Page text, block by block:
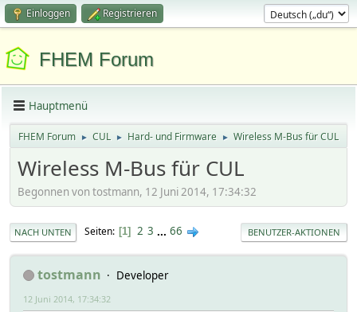
Einloggen Registrieren
FHEM Forum
Hauptmenü
FHEM Forum ► CUL ► Hard- und Firmware ► Wireless M-Bus für CUL
Wireless M-Bus für CUL
Begonnen von tostmann, 12 Juni 2014, 17:34:32
NACH UNTEN Seiten 1 2 3 ... 66 BENUTZER-AKTIONEN
tostmann Developer
12 Juni 2014, 17:34:32